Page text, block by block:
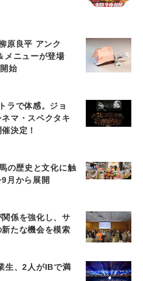
原良平 アンク
メニューが登場
始
ラで体感。ジョ
マ・スペクタキ
決定！
の歴史と文化に触
月から展開
係を強化し、サ
たな機会を模索
生、2人がIBで満